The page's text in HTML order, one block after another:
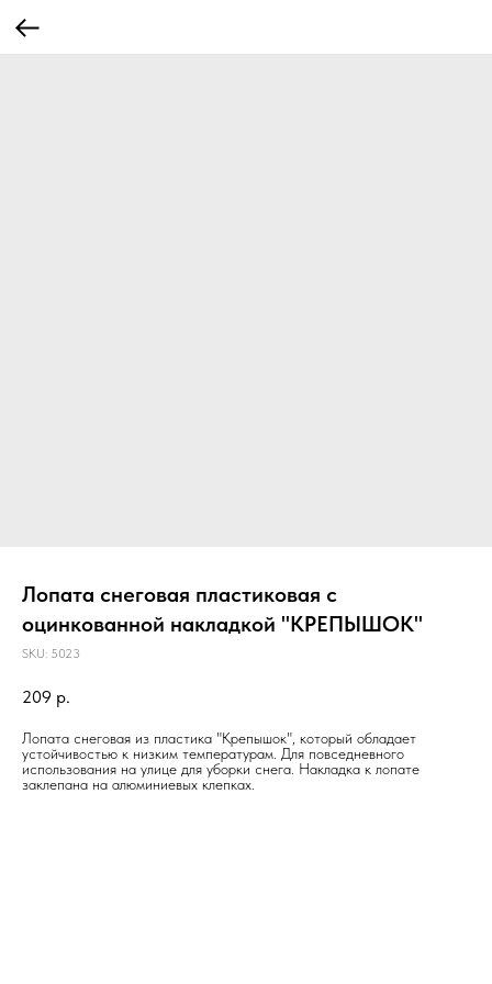
Лопата снеговая пластиковая с
оцинкованной накладкой "КРЕПЫШОК"
SKU: 5023
209 р.
Лопата снеговая из пластика "Крепышок", который обладает
устойчивостью к низким температурам. Для повседневного
использования на улице для уборки снега. Накладка к лопате
заклепана на алюминиевых клепках.